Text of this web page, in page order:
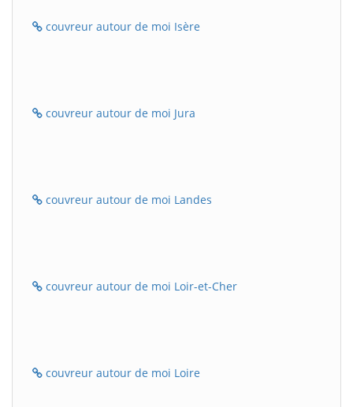
couvreur autour de moi Isère
couvreur autour de moi Jura
couvreur autour de moi Landes
couvreur autour de moi Loir-et-Cher
couvreur autour de moi Loire